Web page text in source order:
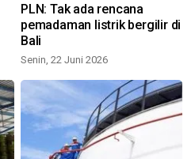
PLN: Tak ada rencana
pemadaman listrik bergilir di
Bali
Senin, 22 Juni 2026